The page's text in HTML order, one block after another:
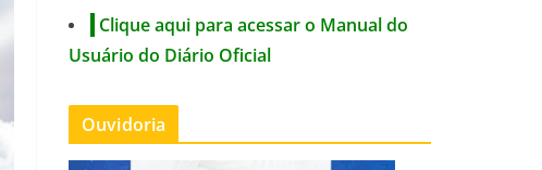
Clique aqui para acessar o Manual do
Usuário do Diário Oficial
Ouvidoria